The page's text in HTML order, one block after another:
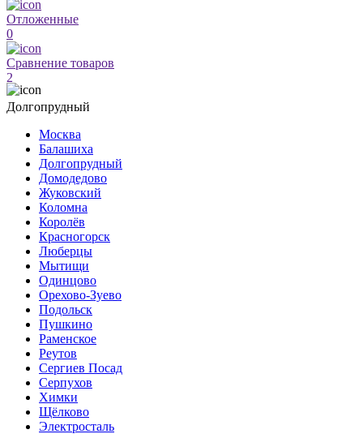
Отложенные
0
Сравнение товаров
2
Долгопрудный
Москва
Балашиха
Долгопрудный
Домодедово
Жуковский
Коломна
Королёв
Красногорск
Люберцы
Мытищи
Одинцово
Орехово-Зуево
Подольск
Пушкино
Раменское
Реутов
Сергиев Посад
Серпухов
Химки
Щёлково
Электросталь